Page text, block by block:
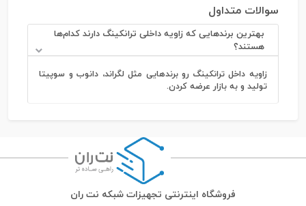
سوالات متداول
بهترین برندهایی که زاویه داخلی ترانکینگ دارند کدام‌ها
هستند؟
زاویه داخل ترانکینگ رو برندهایی مثل لگراند، دانوب و سوپیتا
تولید و به بازار عرضه کردن.
فروشگاه اینترنتی تجهیزات شبکه نت ران